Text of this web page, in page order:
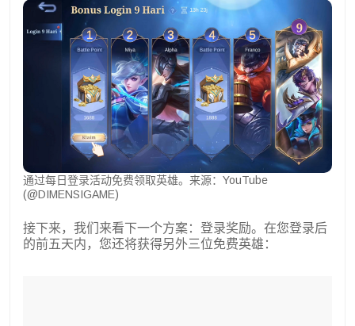
通过每日登录活动免费领取英雄。来源：YouTube
(@DIMENSIGAME)
接下来，我们来看下一个方案：登录奖励。在您登录后
的前五天内，您还将获得另外三位免费英雄：